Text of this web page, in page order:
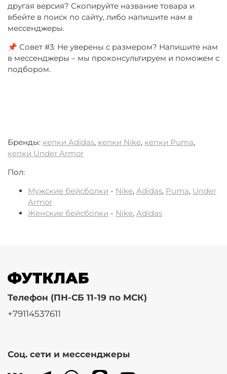
другая версия? Скопируйте название товара и
вбейте в поиск по сайту, либо напишите нам в
мессенджеры.
📌 Совет #3: Не уверены с размером? Напишите нам
в мессенджеры – мы проконсультируем и поможем с
подбором.
Бренды: кепки Adidas, кепки Nike, кепки Puma,
кепки Under Armor
Пол:
Мужские бейсболки - Nike, Adidas, Puma, Under
Armor
Женские бейсболки - Nike, Adidas
Телефон (ПН-СБ 11-19 по МСК)
+79114537611
Соц. сети и мессенджеры